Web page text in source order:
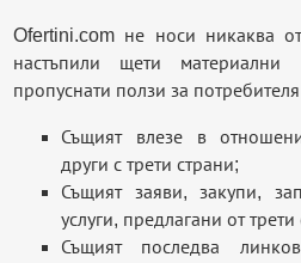
Ofertini.com не носи никаква
настъпили щети
пропуснати ползи за
Същият влезе в
други с трети страни;
Същият заяви, закупи,
услуги, предлагани от трети
Същият последва